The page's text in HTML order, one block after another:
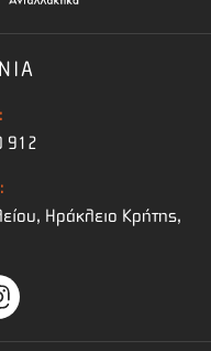
912
Ηράκλειο Κρήτης,